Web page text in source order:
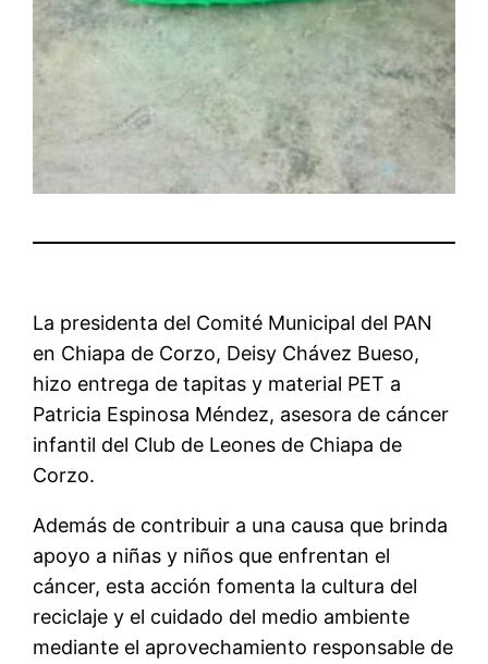
La presidenta del Comité Municipal del PAN
en Chiapa de Corzo, Deisy Chávez Bueso,
hizo entrega de tapitas y material PET a
Patricia Espinosa Méndez, asesora de cáncer
infantil del Club de Leones de Chiapa de
Corzo.
Además de contribuir a una causa que brinda
apoyo a niñas y niños que enfrentan el
cáncer, esta acción fomenta la cultura del
reciclaje y el cuidado del medio ambiente
mediante el aprovechamiento responsable de